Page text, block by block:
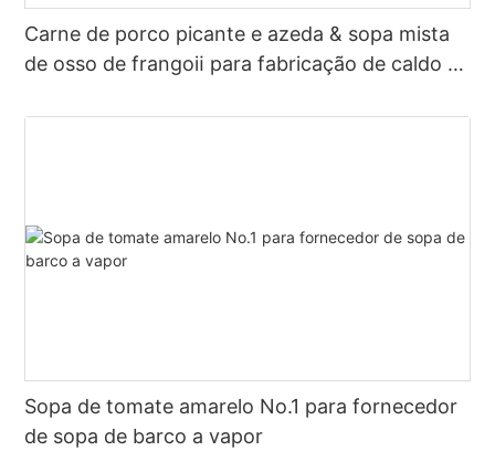
Carne de porco picante e azeda & sopa mista
de osso de frangoⅱ para fabricação de caldo de
Sopa de tomate amarelo No.1 para fornecedor
de sopa de barco a vapor